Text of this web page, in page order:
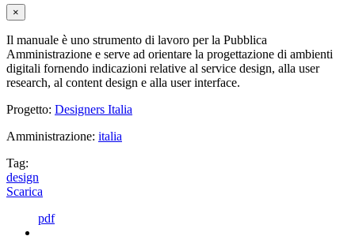
×
Il manuale è uno strumento di lavoro per la Pubblica
Amministrazione e serve ad orientare la progettazione di ambienti
digitali fornendo indicazioni relative al service design, alla user
research, al content design e alla user interface.
Progetto: Designers Italia
Amministrazione: italia
Tag:
design
Scarica
pdf